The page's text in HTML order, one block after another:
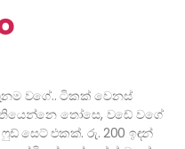
වගේ.. ටිකක් වෙනස්
තෝසෙ, වඩේ වගේ
සෙට් එකක්. රු. 200 ඉඳන්